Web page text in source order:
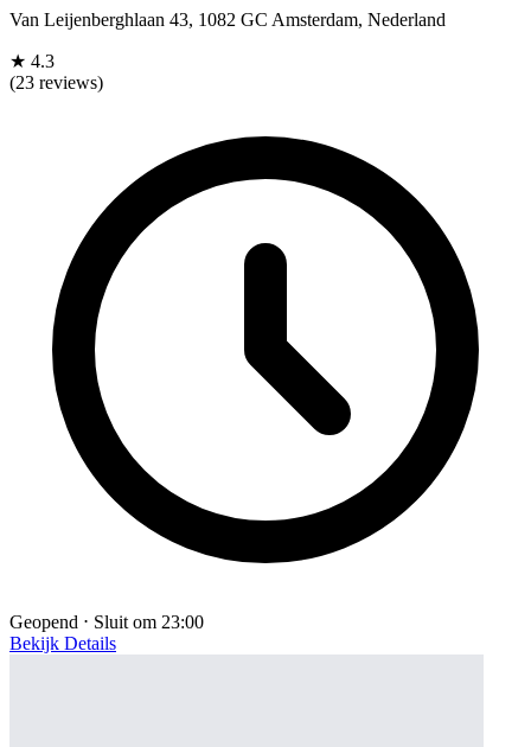
Van Leijenberghlaan 43, 1082 GC Amsterdam, Nederland
★ 4.3
(23 reviews)
Geopend ⋅ Sluit om 23:00
Bekijk Details